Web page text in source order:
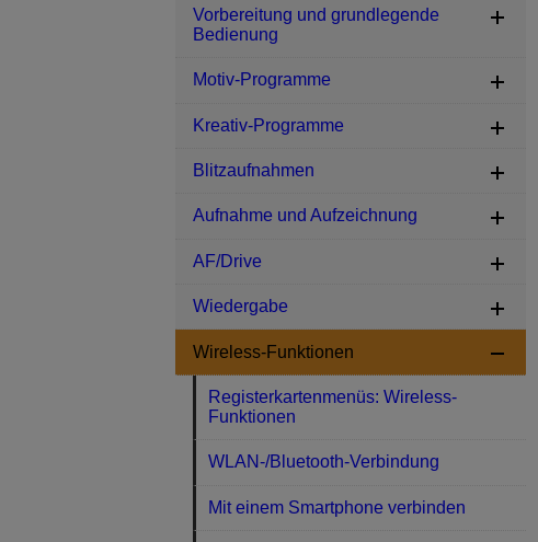
Vorbereitung und grundlegende
Bedienung
Motiv-Programme
Kreativ-Programme
Blitzaufnahmen
Aufnahme und Aufzeichnung
AF/Drive
Wiedergabe
Wireless-Funktionen
Registerkartenmenüs: Wireless-
Funktionen
WLAN-/Bluetooth-Verbindung
Mit einem Smartphone verbinden